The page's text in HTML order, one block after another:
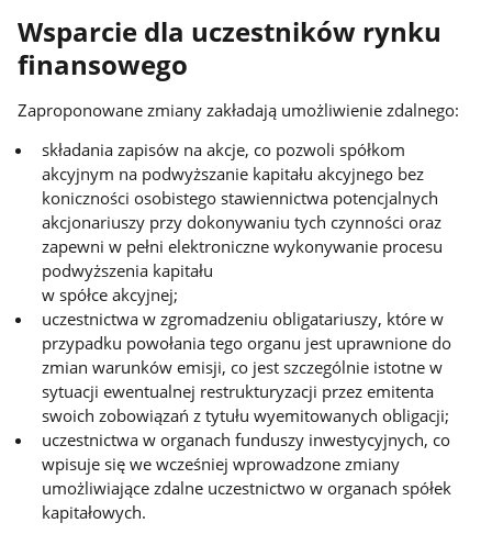
Wsparcie dla uczestników rynku
finansowego
Zaproponowane zmiany zakładają umożliwienie zdalnego:
składania zapisów na akcje, co pozwoli spółkom
akcyjnym na podwyższanie kapitału akcyjnego bez
koniczności osobistego stawiennictwa potencjalnych
akcjonariuszy przy dokonywaniu tych czynności oraz
zapewni w pełni elektroniczne wykonywanie procesu
podwyższenia kapitału
w spółce akcyjnej;
uczestnictwa w zgromadzeniu obligatariuszy, które w
przypadku powołania tego organu jest uprawnione do
zmian warunków emisji, co jest szczególnie istotne w
sytuacji ewentualnej restrukturyzacji przez emitenta
swoich zobowiązań z tytułu wyemitowanych obligacji;
uczestnictwa w organach funduszy inwestycyjnych, co
wpisuje się we wcześniej wprowadzone zmiany
umożliwiające zdalne uczestnictwo w organach spółek
kapitałowych.